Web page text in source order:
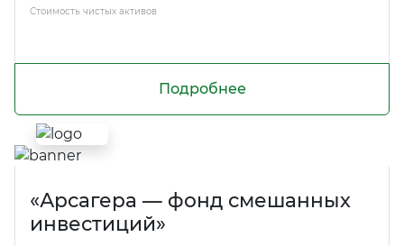
Стоимость чистых активов
Подробнее
«Арсагера — фонд смешанных
инвестиций»